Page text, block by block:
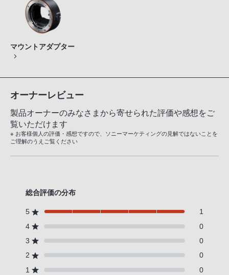
マウントアダプター
オーナーレビュー
製品オーナーのみなさまから寄せられた評価や感想をご
覧いただけます
※ お客様個人の評価・感想ですので、ソニーマーケティングの見解ではないことを
ご理解のうえご覧ください
総合評価の分布
5
1
4
0
3
0
2
0
1
0